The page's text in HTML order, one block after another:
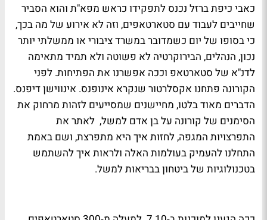
כאבי כיפת ברזל נכנס לתפקידו כראש מפא"ת והוא הסביר
שחייבים לעבוד עם סטארטאפים, וזה לא אירוע של מה בכך,
כי בסופו של יום כשמדובר במשרד ציבורי או ממשלתי יותר
נכון, הנהלים, הבירוקרטיה לא פשוטה ולא תמיד מתאימה
לדנ"א של סטארטאפ וככה אפשרנו את הפתיחות. לפני
הקורונה פתחנו אקסלרטור שנקרא אינופנס. אינווישן דיפנס.
הדברים מאוד בלטו, מחיישנים שמסייעים לזהות מרחוק את
הסימנים של קורונה על בן אדם למשל, לאתר את
התפרצויות המגפה, לחזות איך היא מתפרצת, ושם באמת
התחלנו להעמיק בעולמות האלה ולראות איך להשתמש
בטכנולוגיות של ביטחון בבריאות למשל.